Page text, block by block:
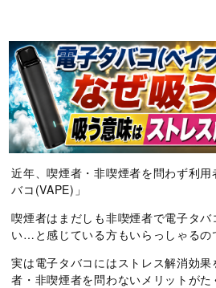
近年、喫煙者・非喫煙者を問わず利
バコ(VAPE)」
喫煙者はまだしも非喫煙者で電子タ
い…と感じている方もいらっしゃるの
実は電子タバコにはストレス解消効
者・非喫煙者を問わないメリットがた